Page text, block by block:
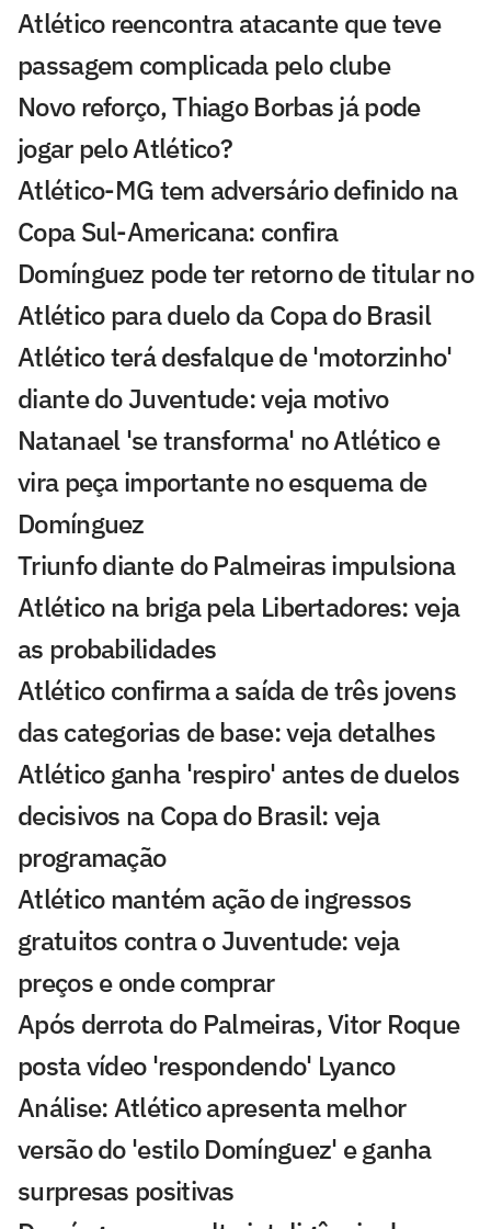
Atlético reencontra atacante que teve
passagem complicada pelo clube
Novo reforço, Thiago Borbas já pode
jogar pelo Atlético?
Atlético-MG tem adversário definido na
Copa Sul-Americana: confira
Domínguez pode ter retorno de titular no
Atlético para duelo da Copa do Brasil
Atlético terá desfalque de 'motorzinho'
diante do Juventude: veja motivo
Natanael 'se transforma' no Atlético e
vira peça importante no esquema de
Domínguez
Triunfo diante do Palmeiras impulsiona
Atlético na briga pela Libertadores: veja
as probabilidades
Atlético confirma a saída de três jovens
das categorias de base: veja detalhes
Atlético ganha 'respiro' antes de duelos
decisivos na Copa do Brasil: veja
programação
Atlético mantém ação de ingressos
gratuitos contra o Juventude: veja
preços e onde comprar
Após derrota do Palmeiras, Vitor Roque
posta vídeo 'respondendo' Lyanco
Análise: Atlético apresenta melhor
versão do 'estilo Domínguez' e ganha
surpresas positivas